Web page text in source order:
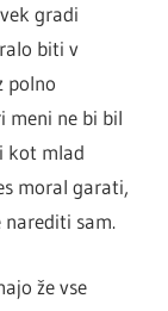
gradi
biti v
polno
meni ne bi bil
kot mlad
moral garati,
narediti sam.
že vse